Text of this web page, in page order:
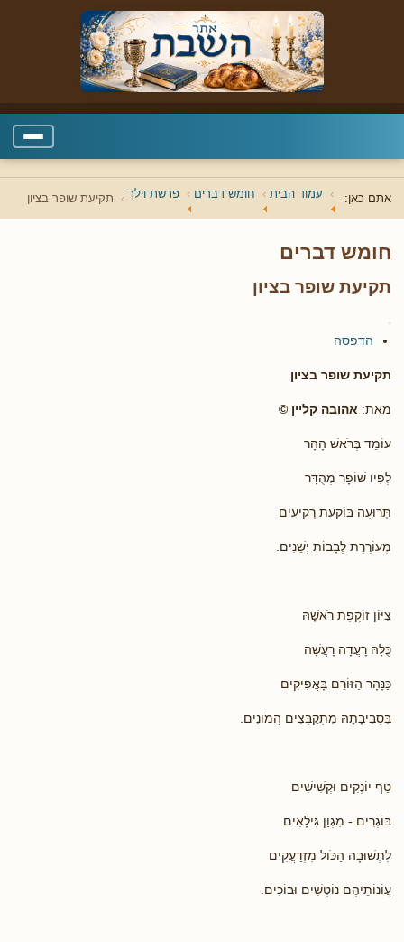
אתם כאן: עמוד הבית חומש דברים פרשת וילך תקיעת שופר בציון
חומש דברים
תקיעת שופר בציון
הדפסה
תקיעת שופר בציון
מאת: אהובה קליין ©
עוֹמֵד בְּרֹאשׁ הָהָר
לְפִיו שׁוֹפָר מְהֻדָּר
תְּרוּעָה בּוֹקַעַת רְקִיעִים
מְעוֹרֶרֶת לְבָבוֹת יְשֵׁנִים.
צִיּוֹן זוֹקֶפֶת רֹאשָׁהּ
כֻּלָּהּ רָעֲדָה רָעֲשָׁה
כַּנָּהָר הַזּוֹרֵם בָּאֲפִיקִים
בִּסְבִיבָתָהּ מִתְקַבְּצִים הֲמוֹנִים.
טַף יוֹנְקִים וּקְשִׁישִׁים
בּוֹגְרִים - מִגְוַן גִּילָאִים
לִתְשׁוּבָה הַכֹּול מִזְדַּעֲקִים
עֲוֹנוֹתֵיהֶם נוֹטְשִׁים וּבוֹכִים.